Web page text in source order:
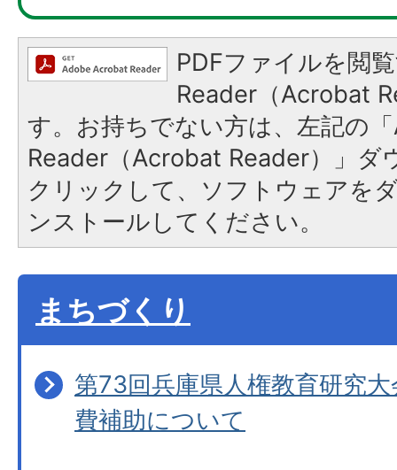
PDFファイルを閲
Reader（Acrobat
す。お持ちでない方は、左記の
Reader（Acrobat Reader）」ダ
クリックして、ソフトウェアを
ンストールしてください。
まちづくり
第73回兵庫県人権教育研究
費補助について